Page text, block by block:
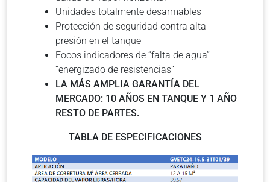
Unidades totalmente desarmables
Protección de seguridad contra alta
presión en el tanque
Focos indicadores de “falta de agua” –
“energizado de resistencias”
LA MÁS AMPLIA GARANTÍA DEL
MERCADO: 10 AÑOS EN TANQUE Y 1 AÑO
RESTO DE PARTES.
TABLA DE ESPECIFICACIONES